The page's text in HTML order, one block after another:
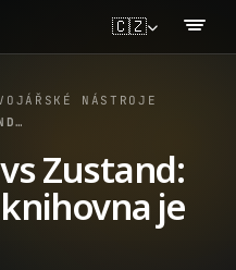
🇨🇿
NÁSTROJE
Zustand:
je